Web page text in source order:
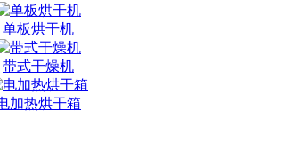
单板烘干机
带式干燥机
加热烘干箱